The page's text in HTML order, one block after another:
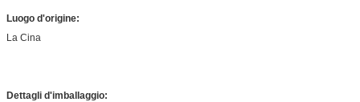
Luogo d'origine:
La Cina
Dettagli d'imballaggio: